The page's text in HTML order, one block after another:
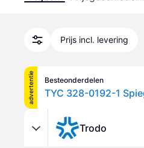
Prijs incl. levering
advertentie Besteonderdelen
TYC 328-0192-1
Trodo